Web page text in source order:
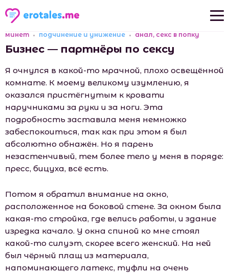
Новые рассказы
Популярные рассказы
минет подчинение и унижение анал, секс в попку
Бизнес — партнёры по сексу
Я очнулся в какой-то мрачной, плохо освещённой
комнате. К моему великому изумлению, я
оказался пристёгнутым к кровати
наручниками за руки и за ноги. Эта
подробность заставила меня немножко
забеспокоиться, так как при этом я был
абсолютно обнажён. Но я парень
незастенчивый, тем более тело у меня в поряде:
пресс, бицуха, всё есть.
Потом я обратил внимание на окно,
расположенное на боковой стене. За окном была
какая-то стройка, где велись работы, и здание
изредка качало. У окна спиной ко мне стоял
какой-то силуэт, скорее всего женский. На ней
был чёрный плащ из материала,
напоминающего латекс, туфли на очень